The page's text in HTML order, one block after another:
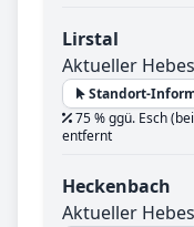
Lirstal
Aktueller
Standort-
75 % ggü. Esch
entfernt
Heckenbach
Aktueller